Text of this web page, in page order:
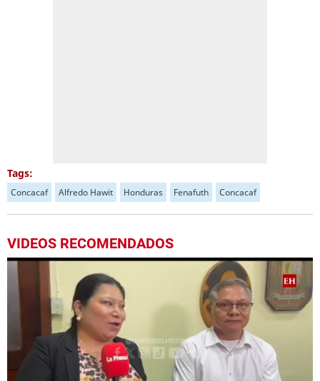
Tags:
Concacaf Alfredo Hawit Honduras Fenafuth Concacaf
VIDEOS RECOMENDADOS